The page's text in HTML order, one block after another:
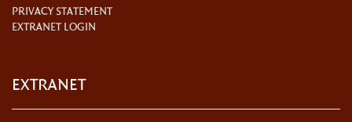
PRIVACY STATEMENT
EXTRANET LOGIN
EXTRANET